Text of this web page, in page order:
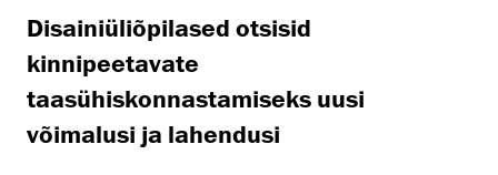
Disainiüliõpilased otsisid
kinnipeetavate
taasühiskonnastamiseks uusi
võimalusi ja lahendusi